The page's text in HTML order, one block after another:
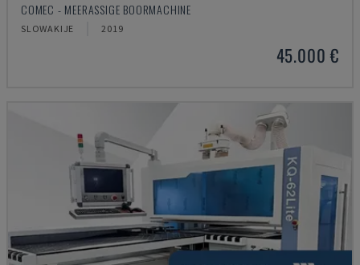
COMEC - MEERASSIGE BOORMACHINE
SLOWAKIJE 2019
45.000 €